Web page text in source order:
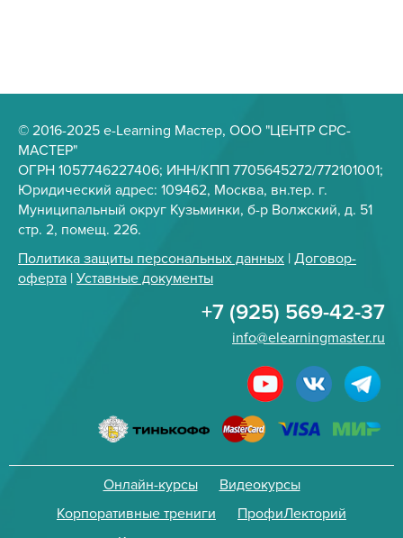
© 2016-2025 e-Learning Мастер, ООО "ЦЕНТР СРС-
МАСТЕР"
ОГРН 1057746227406; ИНН/КПП 7705645272/772101001;
Юридический адрес: 109462, Москва, вн.тер. г.
Муниципальный округ Кузьминки, б-р Волжский, д. 51
стр. 2, помещ. 226.
Политика защиты персональных данных | Договор-
оферта | Уставные документы
+7 (925) 569-42-37
info@elearningmaster.ru
Онлайн-курсы
Видеокурсы
Корпоративные трениги
ПрофиЛекторий